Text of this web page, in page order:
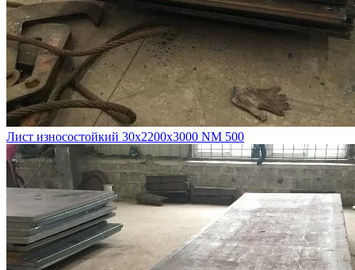
Лист износостойкий 30х2200х3000 NM 500